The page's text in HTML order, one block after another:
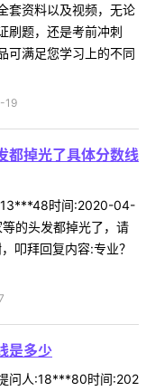
套资料以及视频，无论
刷题，还是考前冲刺
可满足您学习上的不同
19
都掉光了具体分数线
时间:2020-04-
的头发都掉光了，请
叩拜回复内容:专业？
是多少
问人:18***80时间:202